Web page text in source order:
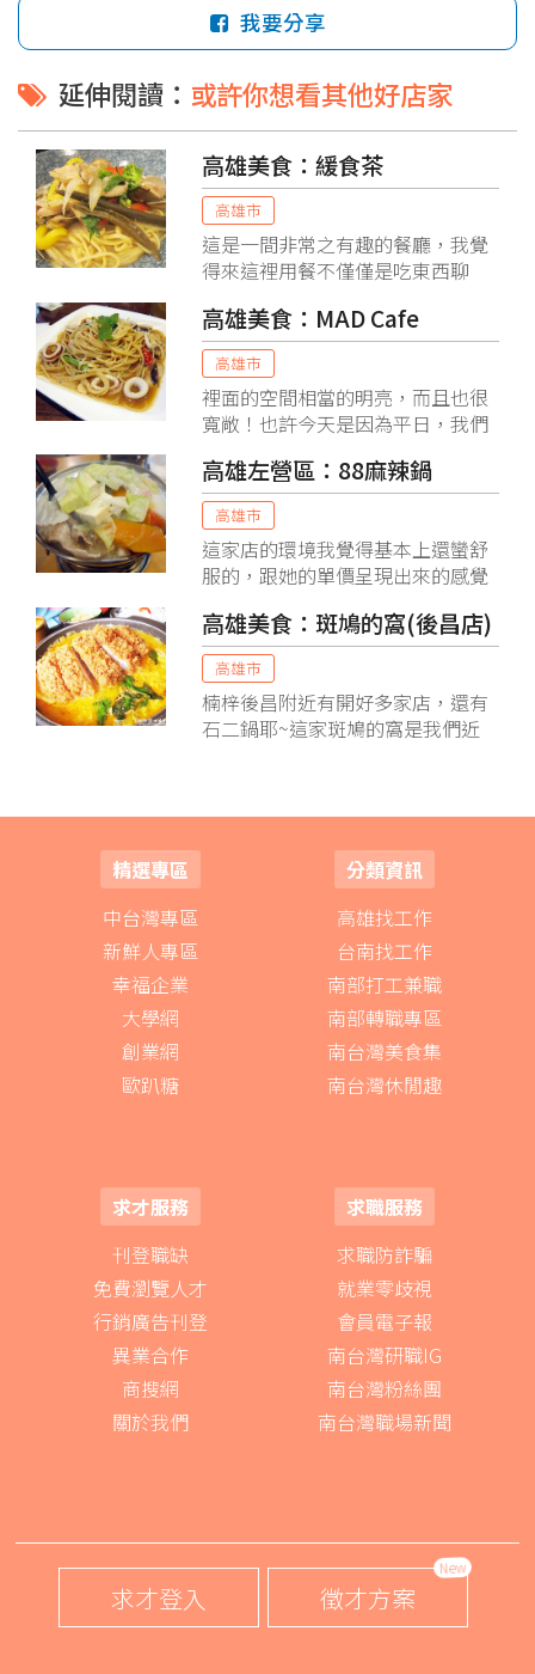
我要分享
延伸閱讀： 或許你想看其他好店家
高雄美食：緩食茶
高雄市
這是一間非常之有趣的餐廳，我覺
得來這裡用餐不僅僅是吃東西聊
奇的地方，先別說什麼，光是他的
名字就令人玩味，如果就字面上讓
我來解釋，我會想把他解釋為""慢
慢吃。慢慢呵。放慢你人生的腳
步""
高雄美食：MAD Cafe
高雄市
裡面的空間相當的明亮，而且也很
寬敞！也許今天是因為平日，我們
拍到裡面比較寬敞的感覺。不然我
不騙你，不一下子功夫裡面又都是
滿滿人群了。尤其他們這裡環境又
不錯，讓我這種大屁股的人一坐也
就坐好久！
高雄左營區：88麻辣鍋
高雄市
這家店的環境我覺得基本上還蠻舒
服的，跟她的單價呈現出來的感覺
般的小火鍋那種坐在矮桌子吃的感
覺！ 整體來說算乾淨而且有冷氣很
舒適。 他們家叫88不是沒有道理，
除了地址是88號以外呢，他的基本
鍋的單價也是以88元為主。
高雄美食：斑鳩的窩(後昌店)
高雄市
楠梓後昌附近有開好多家店，還有
石二鍋耶~這家斑鳩的窩是我們近
精選專區
中台灣專區
新鮮人專區
幸福企業
大學網
創業網
歐趴糖
分類資訊
高雄找工作
台南找工作
南部打工兼職
南部轉職專區
南台灣美食集
南台灣休閒趣
求才服務
刊登職缺
免費瀏覽人才
行銷廣告刊登
異業合作
商搜網
關於我們
求職服務
求職防詐騙
就業零歧視
會員電子報
南台灣研職IG
南台灣粉絲團
南台灣職場新聞
求才登入 徵才方案
New